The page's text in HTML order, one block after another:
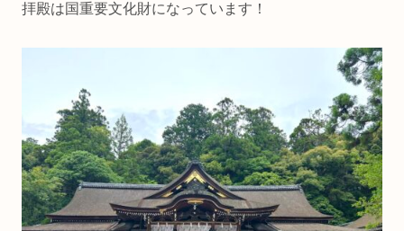
拝殿は国重要文化財になっています！